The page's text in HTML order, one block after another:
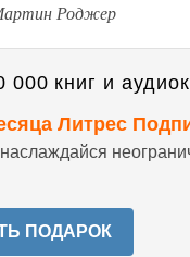
Роджер
000 книг и
Литрес
ПОДАРОК